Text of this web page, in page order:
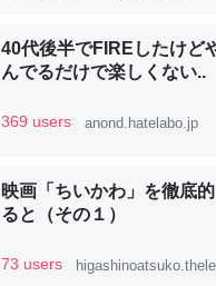
─ニュース :: 【研究発表】昆虫
これを元に考えるとカルシ
類だと殻を無くしてナメク
─ニュース :: 【研究発表】昆虫
40代後半でFIREしたけど
んでるだけで楽しくない..
369 users anond.hatelabo.jp
映画「ちいかわ」を徹底
ると（その１）
73 users